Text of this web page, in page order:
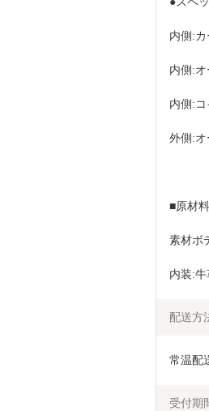
内側:
内側:
内側:コ
外側:オ
■原材料
素材ボ
内装:
配送方
常温配
受付期